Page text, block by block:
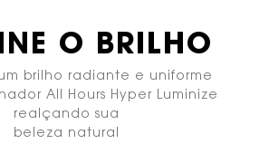
O BRILHO
brilho radiante e uniforme
All Hours Hyper Luminize
realçando sua
beleza natural